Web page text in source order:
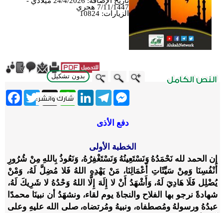
7/11/1447 هجري
الزيارات: 10824
بدون تشكيل
Twitter X
WhatsApp
LinkedInTelegram
Messenger
دفع الأذى
الخطبة الأولى
إن الحمد لله نَحْمَدُهُ وَنَسْتَعِينُهُ وَنَسْتَغْفِرُهُ، وَنَعُوذُ بِاللهِ مِنْ شُرُورِ
أَنْفُسِنَا وَمِنْ سَيِّئَاتِ أَعْمَالِنَا، مَنْ يَهْدِهِ اللهُ فَلا مُضِلَّ لَهُ، وَمْنْ
يُضْلِل فَلَا هَادِيَ لَهُ، وَأَشْهَدُ أَنْ لا إِلَهَ إِلَّا اللهُ وَحْدُهُ لا شَرِيكَ لَهُ،
شهادةً نرجو بها الفلاح والنجاةَ يوم لقاء، ونشهَدُ أن نبينَا محمدًا
عبدُهُ ورسولهُ ومُصطفاه، ونبيهُ ومُرتضاه، صلى الله عليهِ وعلى